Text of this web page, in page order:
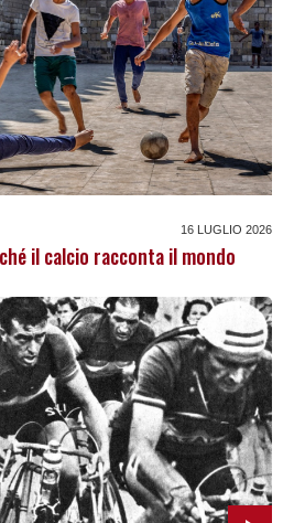
16 LUGLIO 2026
il calcio racconta il mondo